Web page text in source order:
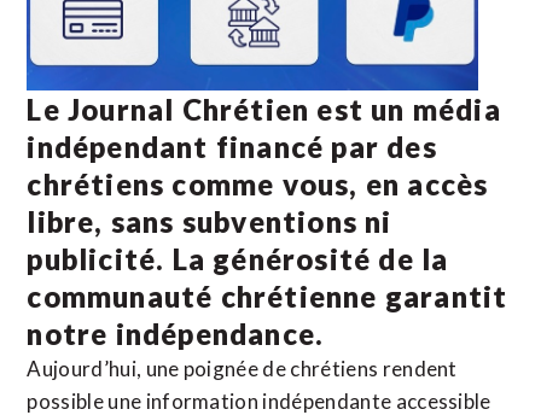
Le Journal Chrétien est un média
indépendant financé par des
chrétiens comme vous, en accès
libre, sans subventions ni
publicité. La générosité de la
communauté chrétienne garantit
notre indépendance.
Aujourd’hui, une poignée de chrétiens rendent
possible une information indépendante accessible